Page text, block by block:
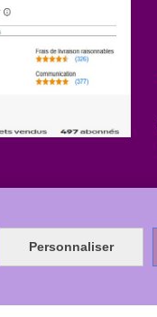
Personnaliser